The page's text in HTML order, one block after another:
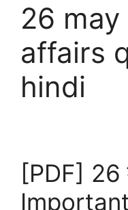
26
affairs
hindi
[PDF] 26